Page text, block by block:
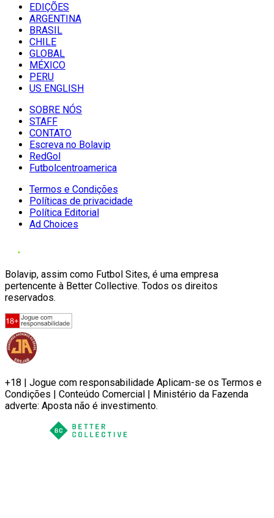
EDIÇÕES
ARGENTINA
BRASIL
CHILE
GLOBAL
MÉXICO
PERU
US ENGLISH
SOBRE NÓS
STAFF
CONTATO
Escreva no Bolavip
RedGol
Futbolcentroamerica
Termos e Condições
Políticas de privacidade
Política Editorial
Ad Choices
Bolavip, assim como Futbol Sites, é uma empresa
pertencente à Better Collective. Todos os direitos
reservados.
+18 | Jogue com responsabilidade Aplicam-se os Termos e
Condições | Conteúdo Comercial | Ministério da Fazenda
adverte: Aposta não é investimento.